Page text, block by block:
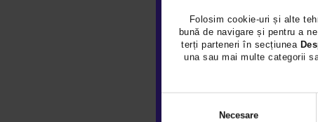
Folosim cookie-uri și alte
bună de navigare și pentru a
terți parteneri în secțiunea
una sau mai multe categorii
Necesare